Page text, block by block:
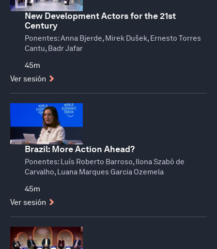
New Development Actors for the 21st
Century
Ponentes:Anna Bjerde, Mirek Dušek, Ernesto Torres
Cantu, Badr Jafar
45m
Ver sesión
Brazil: More Action Ahead?
Ponentes: Luís Roberto Barroso, Ilona Szabó de
Carvalho, Luana Marques Garcia Ozemela
45m
Ver sesión